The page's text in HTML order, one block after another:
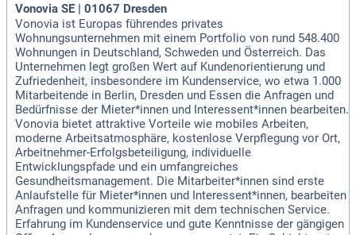
Vonovia SE | 01067 Dresden
Vonovia ist Europas führendes privates
Wohnungsunternehmen mit einem Portfolio von rund 548.400
Wohnungen in Deutschland, Schweden und Österreich. Das
Unternehmen legt großen Wert auf Kundenorientierung und
Zufriedenheit, insbesondere im Kundenservice, wo etwa 1.000
Mitarbeitende in Berlin, Dresden und Essen die Anfragen und
Bedürfnisse der Mieter*innen und Interessent*innen bearbeiten.
Vonovia bietet attraktive Vorteile wie mobiles Arbeiten,
moderne Arbeitsatmosphäre, kostenlose Verpflegung vor Ort,
Arbeitnehmer-Erfolgsbeteiligung, individuelle
Entwicklungspfade und ein umfangreiches
Gesundheitsmanagement. Die Mitarbeiter*innen sind erste
Anlaufstelle für Mieter*innen und Interessent*innen, bearbeiten
Anfragen und kommunizieren mit dem technischen Service.
Erfahrung im Kundenservice und gute Kenntnisse der gängigen